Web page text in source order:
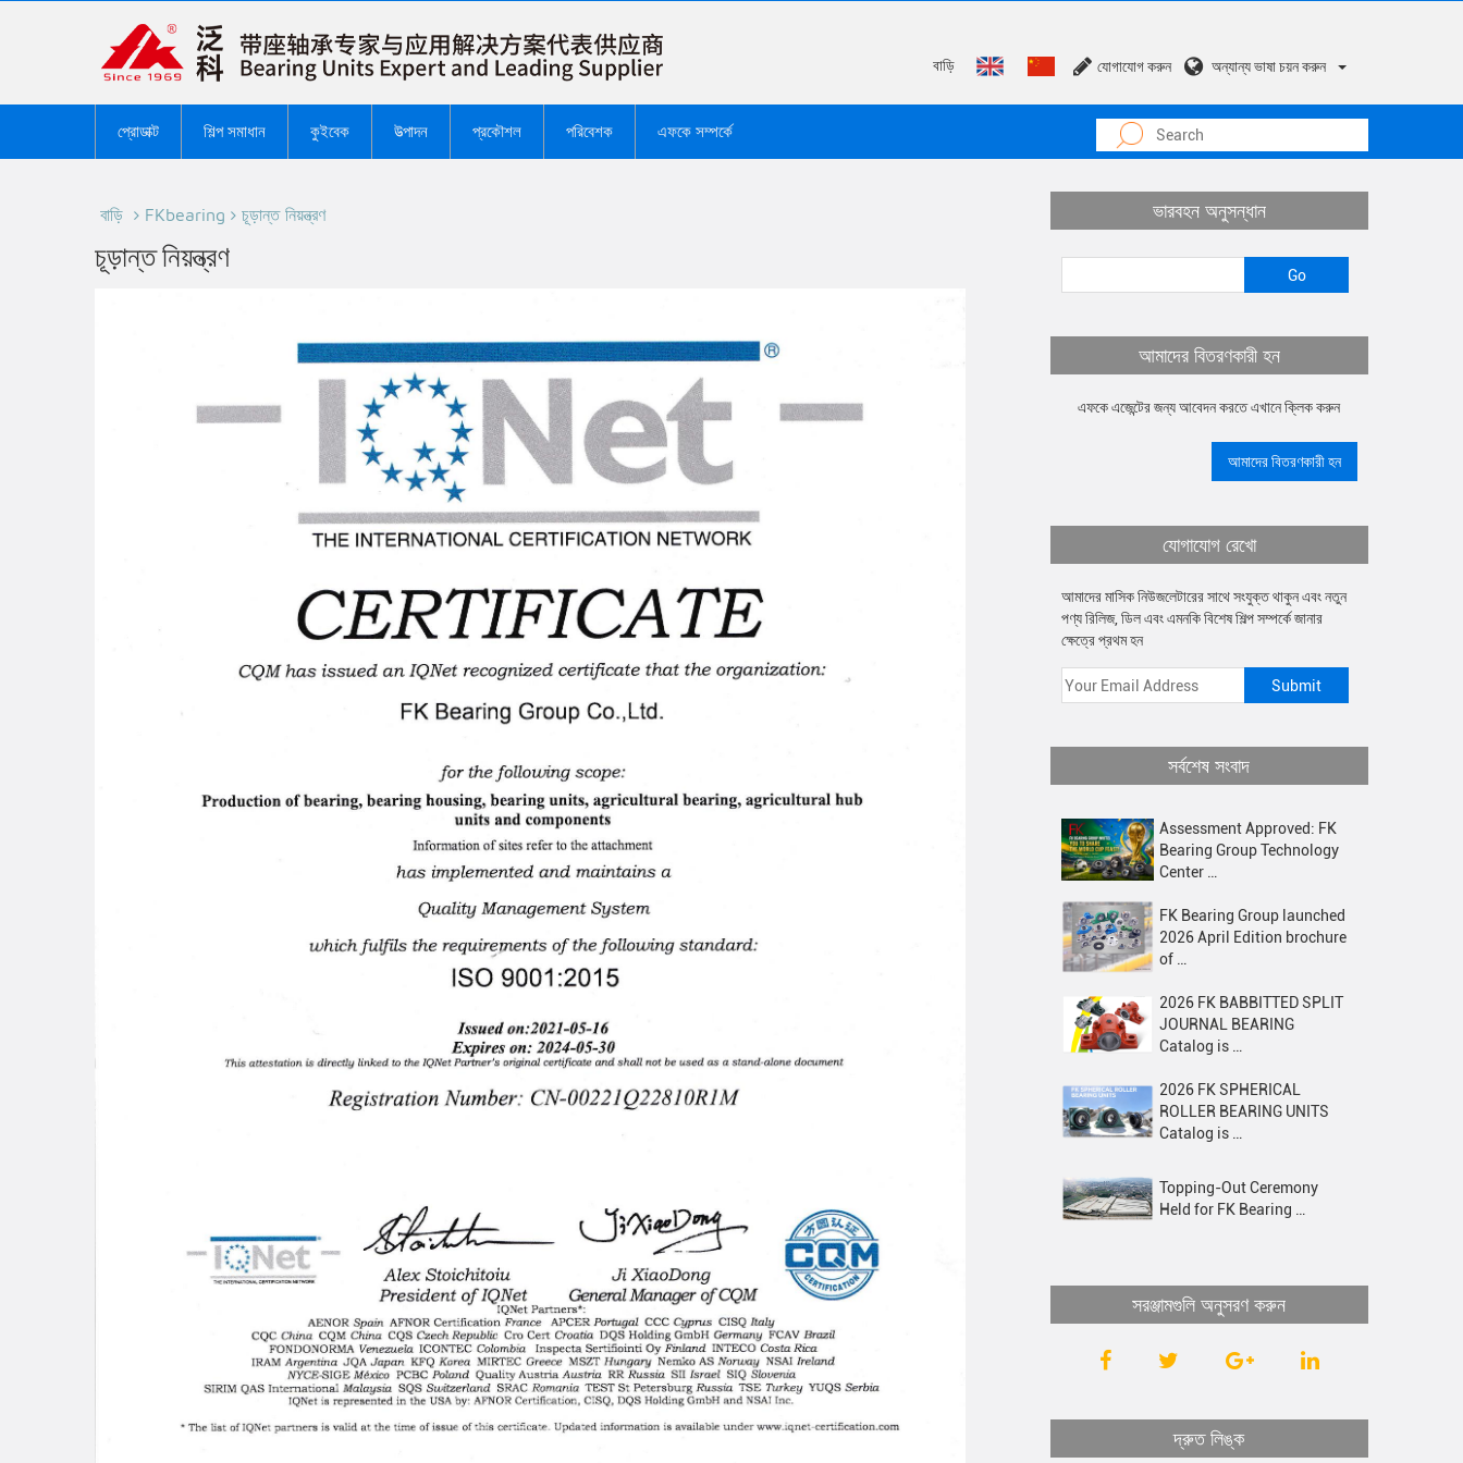
বাড়ি যোগাযোগ করুন অন্যান্য ভাষা চয়ন করুন
প্রোডাক্ট শিল্প সমাধান কুইবেক উত্পাদন প্রকৌশল পরিবেশক এফকে সম্পর্কে
বাড়ি FKbearing চূড়ান্ত নিয়ন্ত্রণ
চূড়ান্ত নিয়ন্ত্রণ
ভারবহন অনুসন্ধান
আমাদের বিতরণকারী হন
এফকে এজেন্টের জন্য আবেদন করতে এখানে ক্লিক করুন
আমাদের বিতরণকারী হন
যোগাযোগ রেখো
আমাদের মাসিক নিউজলেটারের সাথে সংযুক্ত থাকুন এবং নতুন
পণ্য রিলিজ, ডিল এবং এমনকি বিশেষ শিল্প সম্পর্কে জানার
ক্ষেত্রে প্রথম হন
সর্বশেষ সংবাদ
Assessment Approved: FK
Bearing Group Technology
Center …
FK Bearing Group launched
2026 April Edition brochure
of …
2026 FK BABBITTED SPLIT
JOURNAL BEARING
Catalog is …
2026 FK SPHERICAL
ROLLER BEARING UNITS
Catalog is …
Topping-Out Ceremony
Held for FK Bearing …
সরঞ্জামগুলি অনুসরণ করুন
দ্রুত লিঙ্ক